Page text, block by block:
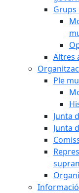
Grups
Altres
Ple
Junta
Junta